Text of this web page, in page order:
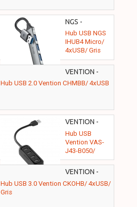
NGS -
IHUB4MICRO
Hub USB NGS
IHUB4 Micro/
4xUSB/ Gris
VENTION -
CHMBB
Hub USB 2.0 Vention CHMBB/ 4xUSB
VENTION -
VAS-J43-B050
Hub USB
Vention VAS-
J43-B050/
4xUSB
VENTION -
CKOHB
Hub USB 3.0 Vention CKOHB/ 4xUSB/
Gris